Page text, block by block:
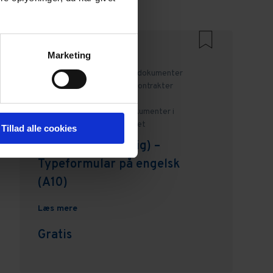
Marketing
Tillad alle cookies
Erhverv, Boliglejeret,
Alle dokumenter
vedrørende boliglejeret,
Kontrakter
EjendomDanmark, Alle dokumenter i
blanketmodulet,
Boliglejeret
Lejekontrakt (Bolig) –
Typeformular på engelsk
(A10)
Læs mere
Gratis